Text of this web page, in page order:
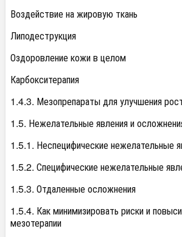
Воздействие на жировую ткань
Липодеструкция
Оздоровление кожи в целом
Карбокситерапия
1.4.3. Мезопрепараты для улучшения
1.5. Нежелательные явления и
1.5.1. Неспецифические нежелательные
1.5.2. Специфические нежелательные
1.5.3. Отдаленные осложнения
1.5.4. Как минимизировать риски и
мезотерапии